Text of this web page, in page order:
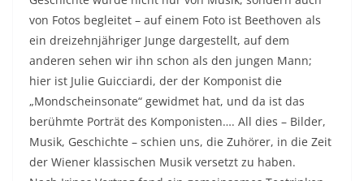
von Fotos begleitet – auf einem Foto ist Beethoven als
ein dreizehnjähriger Junge dargestellt, auf dem
anderen sehen wir ihn schon als den jungen Mann;
hier ist Julie Guicciardi, der der Komponist die
„Mondscheinsonate“ gewidmet hat, und da ist das
berühmte Porträt des Komponisten…. All dies – Bilder,
Musik, Geschichte – schien uns, die Zuhörer, in die Zeit
der Wiener klassischen Musik versetzt zu haben.